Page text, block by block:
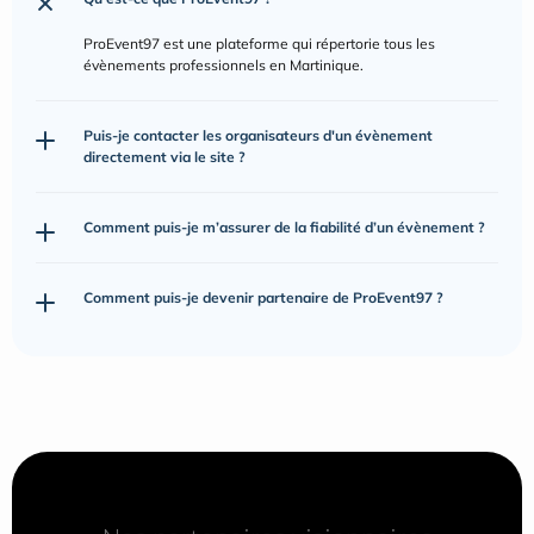
ProEvent97 est une plateforme qui répertorie tous les
évènements professionnels en Martinique.
Puis-je contacter les organisateurs d'un évènement
directement via le site ?
Comment puis-je m’assurer de la fiabilité d’un évènement ?
Comment puis-je devenir partenaire de ProEvent97 ?